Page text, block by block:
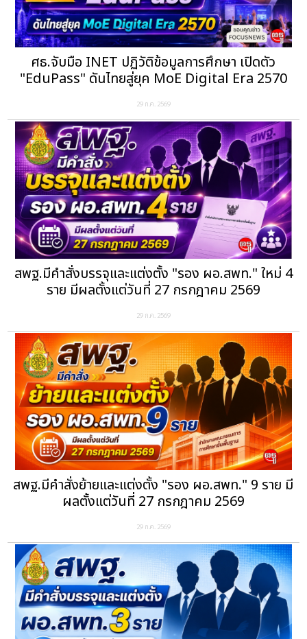
ศธ.จับมือ INET ปฏิวัติข้อมูลการศึกษา เปิดตัว
"EduPass" ดันไทยสู่ยุค MoE Digital Era 2570
29 ก.ค. 2569
สพฐ.มีคำสั่งบรรจุและแต่งตั้ง "รอง ผอ.สพท." ใหม่ 4
ราย มีผลตั้งแต่วันที่ 27 กรกฎาคม 2569
29 ก.ค. 2569
สพฐ.มีคำสั่งย้ายและแต่งตั้ง "รอง ผอ.สพท." 9 ราย มี
ผลตั้งแต่วันที่ 27 กรกฎาคม 2569
29 ก.ค. 2569